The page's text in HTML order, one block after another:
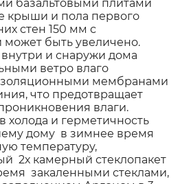
базальтовыми плитами
крыши и пола первого
стен 150 мм с
быть увеличено.
и снаружи дома
ветро влаго
мембранами
что предотвращает
влаги.
холода и герметичность
дому в зимнее время
температуру,
2х камерный стеклопакет
закаленными стеклами,